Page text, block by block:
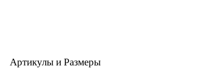
Артикулы и Размеры